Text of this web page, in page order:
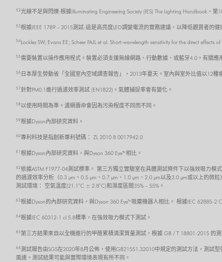
52光線不足與閃爍:根據Illuminating Engineering Society (IES) The Lighting Handbook，
53根據IEEE 1789 – 2015測試-這是高亮度LED調變電流的實務建議，以降低觀賞者的健
54 Lockley SW; Evans EE; Scheer FAJL et al. Short-wavelength sensitivity for the direct
55 需要裝置以操作應用程式。裝置必須支援無線網路、行動數據、或藍牙4.0。有關
56 日本厚生勞動省「全國室內空域調查報告」，2013年夏天。室內與室外比值以12
57 針對PM0.1進行過濾效率測試 (EN1822)。氣體捕捉率會有變化。
58以使用時間為準。濾網壽命會因為污染程度不同而不同。
59根據Dyson內部研究資料。
60專利科技是指創新專利號碼： ZL 2010 8 0017942.0
61 根據Dyson內部研究資料，與Dyson 360 Eye™相比。
62依據ASTM F1977-04測試標準。 第三方獨立實驗室在具體測試條件下以強效吸力
的過濾效率分析（0.3 μm、0.5 μm、0.7 μm、1.0 μm、2.0 μm以及3.0 μm或以上的
測試環境： 空氣溫度(21.1°C ± 2.8°C)和濕度區間35% – 55%。
63根據Dyson的內部研究資料，與Dyson 360 Eye™吸塵機器人相比。 根據IEC 62885-2
64根據IEC 60312-1 cl 5.8標準，在強效吸力模式下測試。
65第三方結果來自以全機進行的甲醛累積清潔質量測試，根據 GB / T 18801-2015 的
66 測試報告由SGS在2020年8月公佈，使用GB21551.32010中規定的測試方法，測試
風速。測試結果可能與實際環境表現有所不同。